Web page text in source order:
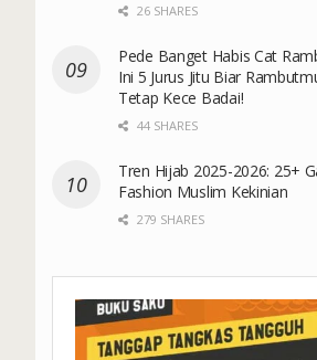
26 SHARES
Pede Banget Habis Cat
Ini 5 Jurus Jitu Biar
Tetap Kece Badai!
44 SHARES
Tren Hijab 2025-2026: 25+
Fashion Muslim Kekinian
279 SHARES